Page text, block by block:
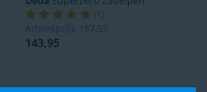
(
Adviesprijs
187,55
143,95